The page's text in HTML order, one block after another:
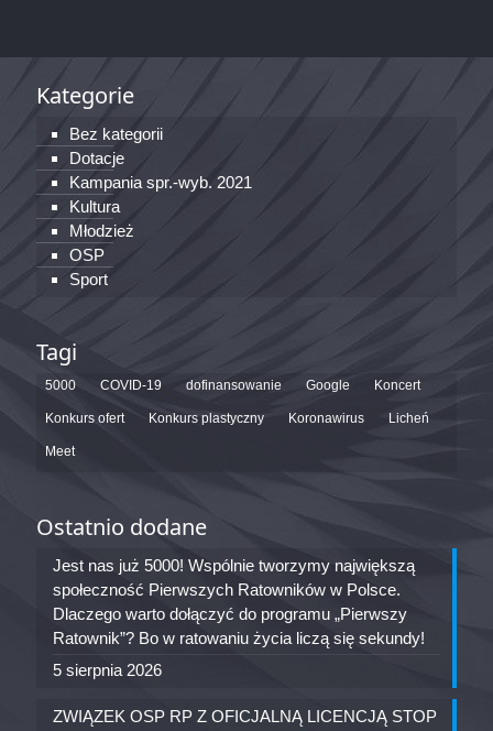
Kategorie
Bez kategorii
Dotacje
Kampania spr.-wyb. 2021
Kultura
Młodzież
OSP
Sport
Tagi
5000 COVID-19 dofinansowanie Google Koncert
Konkurs ofert Konkurs plastyczny Koronawirus Licheń
Meet
Ostatnio dodane
Jest nas już 5000! Wspólnie tworzymy największą
społeczność Pierwszych Ratowników w Polsce.
Dlaczego warto dołączyć do programu „Pierwszy
Ratownik”? Bo w ratowaniu życia liczą się sekundy!
5 sierpnia 2026
ZWIĄZEK OSP RP Z OFICJALNĄ LICENCJĄ STOP